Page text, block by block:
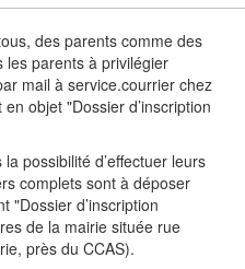
des parents comme des
les parents à privilégier
mail à service.courrier chez
objet "Dossier d’inscription
possibilité d’effectuer leurs
complets sont à déposer
"Dossier d’inscription
de la mairie située rue
près du CCAS).